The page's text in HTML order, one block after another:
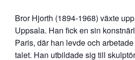
Bror Hjorth (1894-1968) växte
Uppsala. Han fick en sin
Paris, där han levde och
talet. Han utbildade sig till